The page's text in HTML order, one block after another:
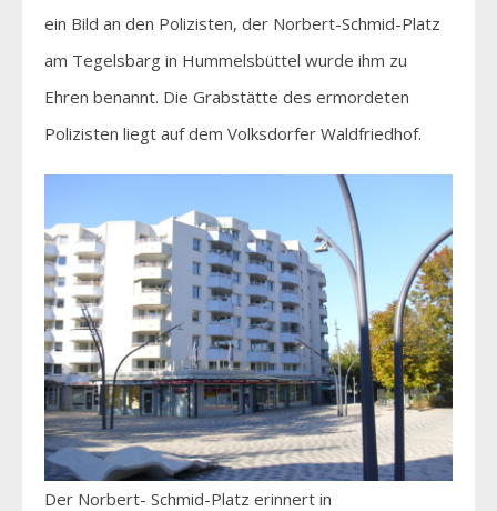
ein Bild an den Polizisten, der Norbert-Schmid-Platz
am Tegelsbarg in Hummelsbüttel wurde ihm zu
Ehren benannt. Die Grabstätte des ermordeten
Polizisten liegt auf dem Volksdorfer Waldfriedhof.
Der Norbert- Schmid-Platz erinnert in